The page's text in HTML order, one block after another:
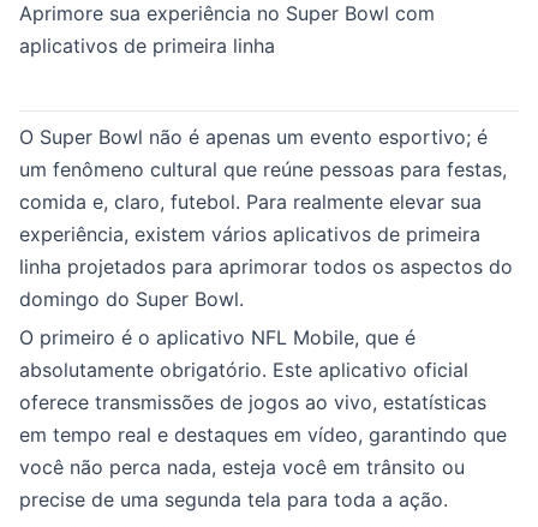
Aprimore sua experiência no Super Bowl com
aplicativos de primeira linha
O Super Bowl não é apenas um evento esportivo; é
um fenômeno cultural que reúne pessoas para festas,
comida e, claro, futebol. Para realmente elevar sua
experiência, existem vários aplicativos de primeira
linha projetados para aprimorar todos os aspectos do
domingo do Super Bowl.
O primeiro é o aplicativo NFL Mobile, que é
absolutamente obrigatório. Este aplicativo oficial
oferece transmissões de jogos ao vivo, estatísticas
em tempo real e destaques em vídeo, garantindo que
você não perca nada, esteja você em trânsito ou
precise de uma segunda tela para toda a ação.